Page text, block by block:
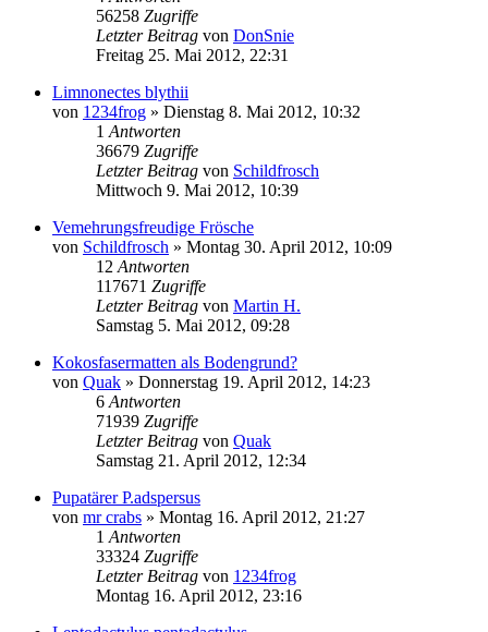
56258 Zugriffe
Letzter Beitrag von DonSnie
Freitag 25. Mai 2012, 22:31
Limnonectes blythii
von 1234frog » Dienstag 8. Mai 2012, 10:32
1 Antworten
36679 Zugriffe
Letzter Beitrag von Schildfrosch
Mittwoch 9. Mai 2012, 10:39
Vemehrungsfreudige Frösche
von Schildfrosch » Montag 30. April 2012, 10:09
12 Antworten
117671 Zugriffe
Letzter Beitrag von Martin H.
Samstag 5. Mai 2012, 09:28
Kokosfasermatten als Bodengrund?
von Quak » Donnerstag 19. April 2012, 14:23
6 Antworten
71939 Zugriffe
Letzter Beitrag von Quak
Samstag 21. April 2012, 12:34
Pupatärer P.adspersus
von mr crabs » Montag 16. April 2012, 21:27
1 Antworten
33324 Zugriffe
Letzter Beitrag von 1234frog
Montag 16. April 2012, 23:16